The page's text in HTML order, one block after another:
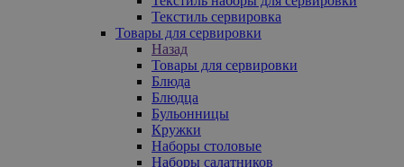
Текстиль сервировка
Товары для сервировки
Назад
Товары для сервировки
Блюда
Блюдца
Бульонницы
Кружки
Наборы столовые
Наборы салатников